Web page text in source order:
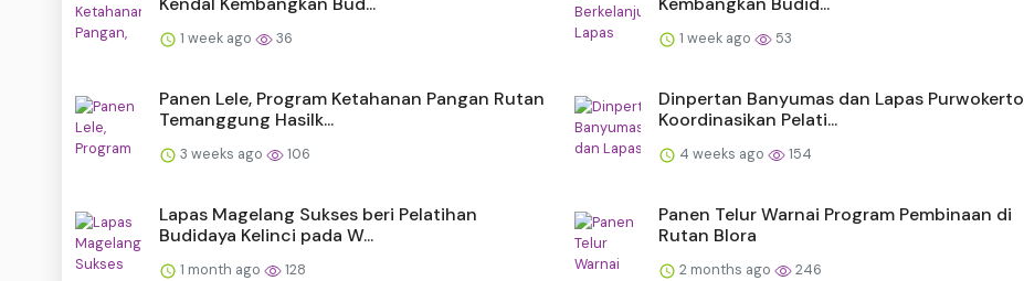
1 week ago 36 1 week ago 53
Panen Lele, Program Ketahanan Pangan Rutan
Temanggung Hasilk...
3 weeks ago 106
Dinpertan Banyumas dan Lapas Purwokerto
Koordinasikan Pelati...
4 weeks ago 154
Lapas Magelang Sukses beri Pelatihan
Budidaya Kelinci pada W...
1 month ago 128
Panen Telur Warnai Program Pembinaan di
Rutan Blora
2 months ago 246